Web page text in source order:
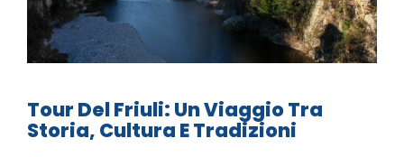
Tour Del Friuli: Un Viaggio Tra
Storia, Cultura E Tradizioni